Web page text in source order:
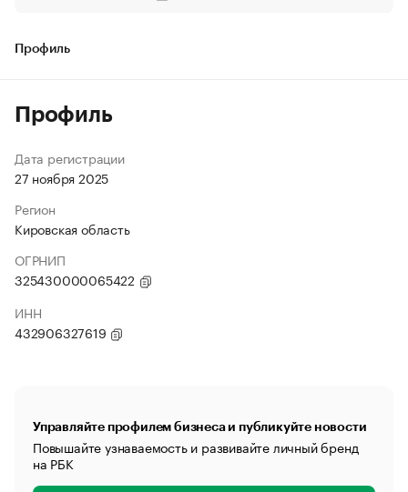
Профиль
Профиль
Дата регистрации
27 ноября 2025
Регион
Кировская область
ОГРНИП
325430000065422
ИНН
432906327619
Управляйте профилем бизнеса и публикуйте новости
Повышайте узнаваемость и развивайте личный бренд
на РБК